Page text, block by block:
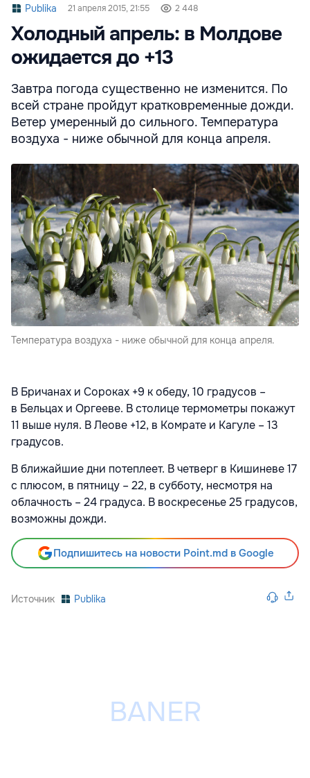
Publika 21 апреля 2015, 21:55 2 448
Холодный апрель: в Молдове
ожидается до +13
Завтра погода существенно не изменится. По
всей стране пройдут кратковременные дожди.
Ветер умеренный до сильного. Температура
воздуха - ниже обычной для конца апреля.
Температура воздуха - ниже обычной для конца апреля.
В Бричанах и Сороках +9 к обеду, 10 градусов –
в Бельцах и Оргееве. В столице термометры покажут
11 выше нуля. В Леове +12, в Комрате и Кагуле – 13
градусов.
В ближайшие дни потеплеет. В четверг в Кишиневе 17
с плюсом, в пятницу – 22, в субботу, несмотря на
облачность – 24 градуса. В воскресенье 25 градусов,
возможны дожди.
Подпишитесь на новости Point.md в Google
Источник Publika